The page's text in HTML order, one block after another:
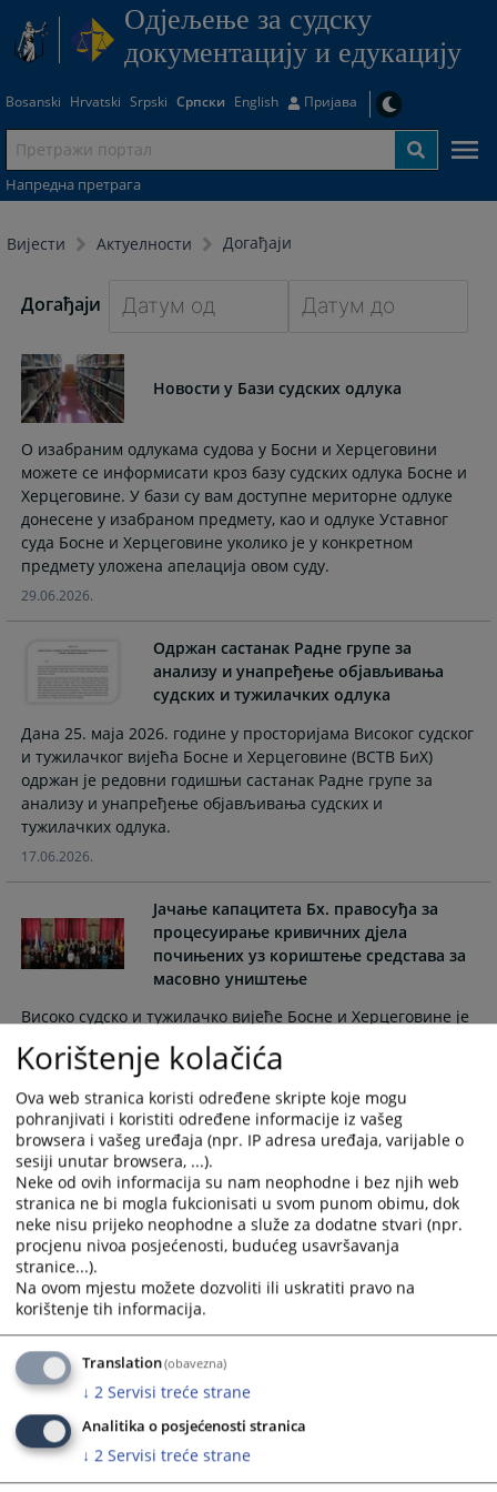
Одjељење за судску
документацију и едукацију
Bosanski Hrvatski Srpski Српски English Пријава
Напредна претрага
Вијести Актуелности Догађаји
Догађаји
forward
to
interact
the
calendar
and
select
a
question
to
get
the
keyboard
shortcuts
changing
dates.
to
the
calendar
and
select
a
question
mark
to
get
the
keyboard
changing
dates.
Новости у Бази судских одлука
О изабраним одлукама судова у Босни и Херцеговини
можете се информисати кроз базу судских одлука Босне и
Херцеговине. У бази су вам доступне мериторне одлуке
донесене у изабраном предмету, као и одлуке Уставног
суда Босне и Херцеговине уколико је у конкретном
предмету уложена апелација овом суду.
29.06.2026.
Одржан састанак Радне групе за
анализу и унапређење објављивања
судских и тужилачких одлука
Дана 25. маја 2026. године у просторијама Високог судског
и тужилачког вијећа Босне и Херцеговине (ВСТВ БиХ)
одржан је редовни годишњи састанак Радне групе за
анализу и унапређење објављивања судских и
тужилачких одлука.
17.06.2026.
Јачање капацитета Бх. правосуђа за
процесуирање кривичних дјела
почињених уз кориштење средстава за
масовно уништење
Високо судско и тужилачко вијеће Босне и Херцеговине је
Иницијативу проведбу Пилот пројекта “Јачање
пресуђивање кривичних дјела у вези са хемијским,
биолошким, радиолошким и нуклеарним оружјем за
масовно уништење”.
25.03.2026.
Одржан припремни састанак Панела за
уједначавање судске праксе за 2026.
годину
У просторијама Високог судског и тужилачког вијећа
састанак Панела за уједначавање судске праксе.
25.02.2026.
В Едукација „Стеговни поступак и
пракса“
Korištenje kolačića
Ova web stranica koristi određene skripte koje mogu
pohranjivati i koristiti određene informacije iz vašeg
browsera i vašeg uređaja (npr. IP adresa uređaja, varijable o
sesiji unutar browsera, ...).
Neke od ovih informacija su nam neophodne i bez njih web
stranica ne bi mogla fukcionisati u svom punom obimu, dok
neke nisu prijeko neophodne a služe za dodatne stvari (npr.
procjenu nivoa posjećenosti, budućeg usavršavanja
stranice...).
Na ovom mjestu možete dozvoliti ili uskratiti pravo na
korištenje tih informacija.
Translation(obavezna)
↓ 2 Servisi treće strane
Analitika o posjećenosti stranica
↓ 2 Servisi treće strane